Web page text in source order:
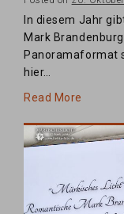
In diesem Jahr
Mark
Panoramaformat
hier…
Read More